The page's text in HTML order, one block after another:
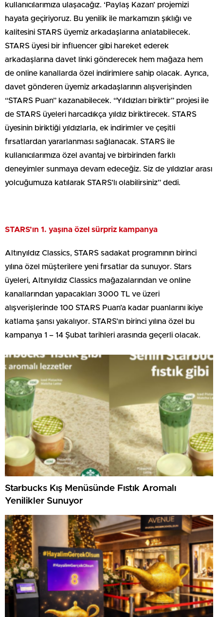
kullanıcılarımıza ulaşacağız. ‘Paylaş Kazan’ projemizi
hayata geçiriyoruz. Bu yenilik ile markamızın şıklığı ve
kalitesini STARS üyemiz arkadaşlarına anlatabilecek.
STARS üyesi bir influencer gibi hareket ederek
arkadaşlarına davet linki gönderecek hem mağaza hem
de online kanallarda özel indirimlere sahip olacak. Ayrıca,
davet gönderen üyemiz arkadaşlarının alışverişinden
“STARS Puan” kazanabilecek. “Yıldızları biriktir” projesi ile
de STARS üyeleri harcadıkça yıldız biriktirecek. STARS
üyesinin biriktiği yıldızlarla, ek indirimler ve çeşitli
fırsatlardan yararlanması sağlanacak. STARS ile
kullanıcılarımıza özel avantaj ve birbirinden farklı
deneyimler sunmaya devam edeceğiz. Siz de yıldızlar arası
yolcuğumuza katılarak STARS’lı olabilirsiniz” dedi.
STARS’ın 1. yaşına özel sürpriz kampanya
Altınyıldız Classics, STARS sadakat programının birinci
yılına özel müşterilere yeni fırsatlar da sunuyor. Stars
üyeleri, Altınyıldız Classics mağazalarından ve online
kanallarından yapacakları 3000 TL ve üzeri
alışverişlerinde 100 STARS Puan’a kadar puanlarını ikiye
katlama şansı yakalıyor. STARS’ın birinci yılına özel bu
kampanya 1 – 14 Şubat tarihleri arasında geçerli olacak.
Starbucks Kış Menüsünde Fıstık Aromalı
Yenilikler Sunuyor